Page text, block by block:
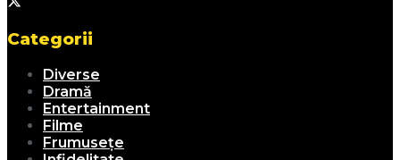
Categorii
Diverse
Dramă
Entertainment
Filme
Frumusețe